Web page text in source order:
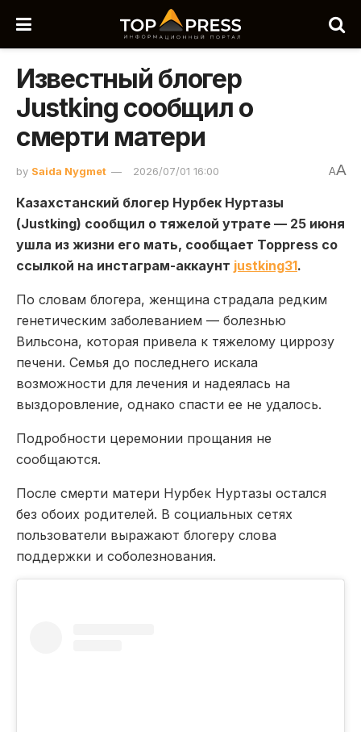
Известный блогер
Justking сообщил о
смерти матери
by Saida Nygmet 2026/07/01 16:00 AA
Казахстанский блогер Нурбек Нуртазы
(Justking) сообщил о тяжелой утрате — 25 июня
ушла из жизни его мать, сообщает Toppress со
ссылкой на инстаграм-аккаунт justking31.
По словам блогера, женщина страдала редким
генетическим заболеванием — болезнью
Вильсона, которая привела к тяжелому циррозу
печени. Семья до последнего искала
возможности для лечения и надеялась на
выздоровление, однако спасти ее не удалось.
Подробности церемонии прощания не
сообщаются.
После смерти матери Нурбек Нуртазы остался
без обоих родителей. В социальных сетях
пользователи выражают блогеру слова
поддержки и соболезнования.